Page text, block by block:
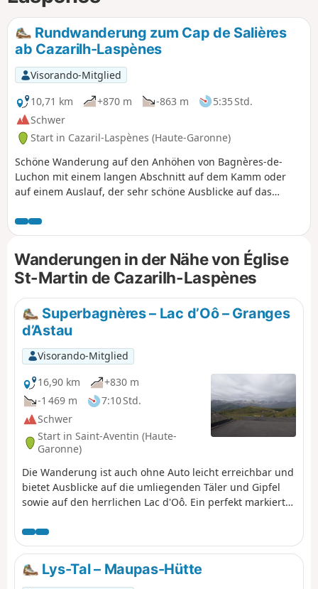
Rundwanderung zum Cap de Salières
ab Cazarilh-Laspènes
Visorando-Mitglied
10,71 km
+870 m -863 m
5:35 Std.
Schwer
Start in Cazaril-Laspènes (Haute-Garonne)
Schöne Wanderung auf den Anhöhen von Bagnères-de-
Luchon mit einem langen Abschnitt auf dem Kamm oder
auf einem Auslauf, der sehr schöne Ausblicke auf das
Larboust-Tal bietet. Gut markierte Wege, außer auf einem
kurzen Abschnitt auf dem Rückweg zwischen dem (5) und
dem (8), der steil abfällt und trittsicher sein muss.
Wanderungen in der Nähe von Église
St-Martin de Cazarilh-Laspènes
Superbagnères – Lac d’Oô – Granges
d’Astau
Visorando-Mitglied
16,90 km
+830 m
-1 469 m
7:10 Std.
Schwer
Start in Saint-Aventin (Haute-
Garonne)
Die Wanderung ist auch ohne Auto leicht erreichbar und
bietet Ausblicke auf die umliegenden Täler und Gipfel
sowie auf den herrlichen Lac d'Oô. Ein perfekt markierter
verlaufen kann. Die Rückfahrt erfolgt mit öffentlichen
Verkehrsmitteln zum Bahnhof von Luchon.
Lys-Tal – Maupas-Hütte